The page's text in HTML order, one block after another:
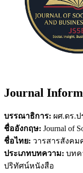
Journal
บรรณาธิการ: ผศ.ดร.
ชื่ออังกฤษ: Journal of
ชื่อไทย: วารสารสังค
ประเภทบทความ: บทค
ปริทัศน์หนังสือ